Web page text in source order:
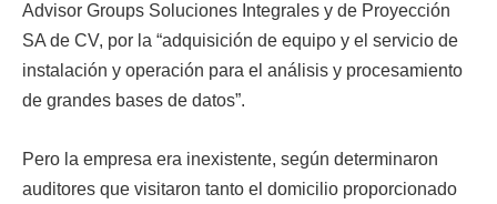
Advisor Groups Soluciones Integrales y de Proyección
SA de CV, por la “adquisición de equipo y el servicio de
instalación y operación para el análisis y procesamiento
de grandes bases de datos”.
Pero la empresa era inexistente, según determinaron
auditores que visitaron tanto el domicilio proporcionado